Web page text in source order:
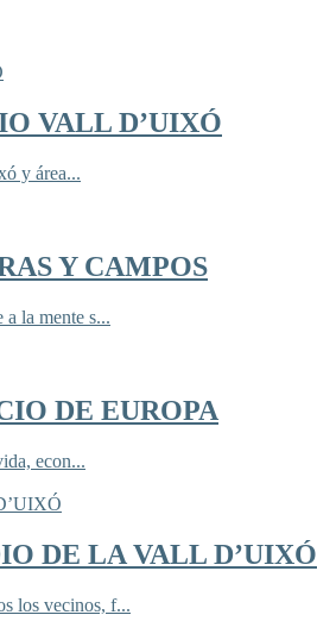
VALL D’UIXÓ
y área...
Y CAMPOS
a la mente s...
DE EUROPA
econ...
DE LA VALL D’UIXÓ
los vecinos, f...